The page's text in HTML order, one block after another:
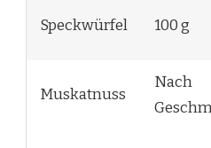
Speckwürfel 100 g
Muskatnuss
Nach